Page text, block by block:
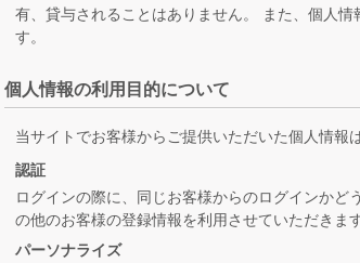
有、貸与されることはありません。 また、個人
す。
個人情報の利用目的について
当サイトでお客様からご提供いただいた個人情報
認証
ログインの際に、同じお客様からのログインか
の他のお客様の登録情報を利用させていただきます
パーソナライズ